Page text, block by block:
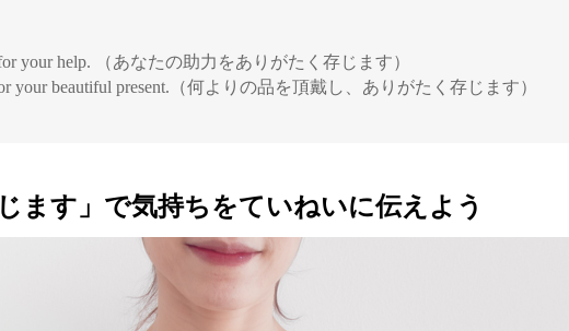
for your help. （あなたの助力をありがたく存じます）
your beautiful present.（何よりの品を頂戴し、ありがたく存じます）
ます」で気持ちをていねいに伝えよう